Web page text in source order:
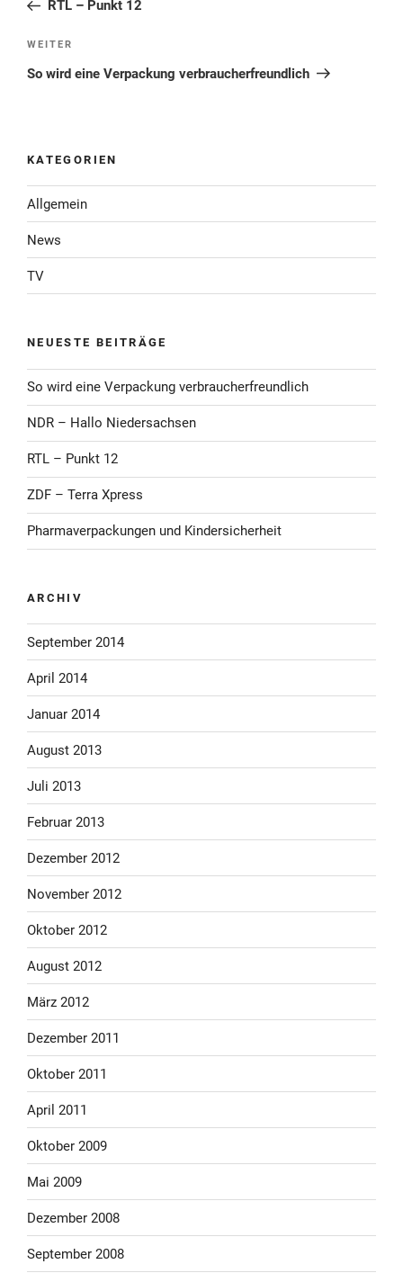
RTL – Punkt 12
Nächster
Beitrag
WEITER
So wird eine Verpackung verbraucherfreundlich
KATEGORIEN
Allgemein
News
TV
NEUESTE BEITRÄGE
So wird eine Verpackung verbraucherfreundlich
NDR – Hallo Niedersachsen
RTL – Punkt 12
ZDF – Terra Xpress
Pharmaverpackungen und Kindersicherheit
ARCHIV
September 2014
April 2014
Januar 2014
August 2013
Juli 2013
Februar 2013
Dezember 2012
November 2012
Oktober 2012
August 2012
März 2012
Dezember 2011
Oktober 2011
April 2011
Oktober 2009
Mai 2009
Dezember 2008
September 2008